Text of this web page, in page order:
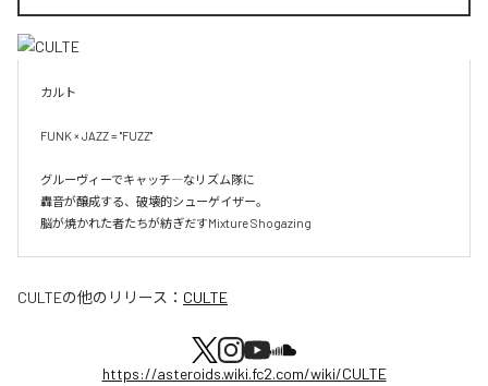
カルト
FUNK × JAZZ = "FUZZ"
グルーヴィーでキャッチ―なリズム隊に
轟音が醸成する、破壊的シューゲイザー。
脳が焼かれた者たちが紡ぎだすMixture Shogazing
CULTEの他のリリース： CULTE
https://asteroids.wiki.fc2.com/wiki/CULTE